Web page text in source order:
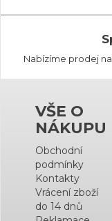
Nabízíme prodej
VŠE O
NÁKUPU
Obchodní
podmínky
Kontakty
Vrácení zboží
do 14 dnů